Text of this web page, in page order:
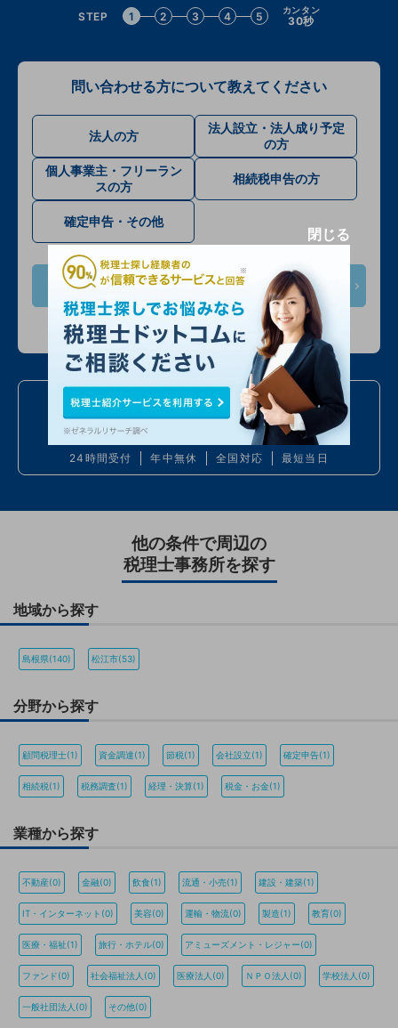
STEP 1 2 3 4 5 カンタン
30秒
問い合わせる方について教えてください
法人の方
法人設立・法人成り予定
の方
個人事業主・フリーラン
スの方
相続税申告の方
確定申告・その他
次へ
入力情報は公開されません
お電話での問い合わせ
050 7586 6224
24時間受付 年中無休 全国対応 最短当日
他の条件で周辺の
税理士事務所を探す
地域から探す
島根県(140) 松江市(53)
分野から探す
顧問税理士(1) 資金調達(1) 節税(1) 会社設立(1) 確定申告(1)
相続税(1) 税務調査(1) 経理・決算(1) 税金・お金(1)
業種から探す
不動産(0) 金融(0) 飲食(1) 流通・小売(1) 建設・建築(1)
IT・インターネット(0) 美容(0) 運輸・物流(0) 製造(1) 教育(0)
医療・福祉(1) 旅行・ホテル(0) アミューズメント・レジャー(0)
ファンド(0) 社会福祉法人(0) 医療法人(0) ＮＰＯ法人(0) 学校法人(0)
一般社団法人(0) その他(0)
閉じる